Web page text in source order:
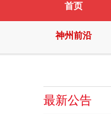
首页
神州前沿
最新公告